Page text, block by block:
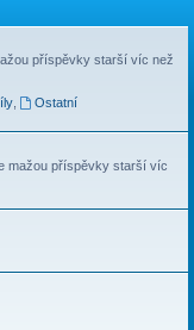
příspěvky starší víc než
,
Ostatní
mažou příspěvky starší víc